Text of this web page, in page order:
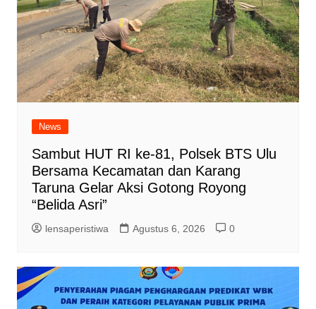
News
Sambut HUT RI ke-81, Polsek BTS Ulu
Bersama Kecamatan dan Karang
Taruna Gelar Aksi Gotong Royong
“Belida Asri”
lensaperistiwa Agustus 6, 2026 0